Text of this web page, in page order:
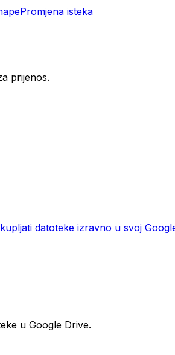
Promjena isteka
prijenos.
datoteke izravno u svoj
u Google Drive.